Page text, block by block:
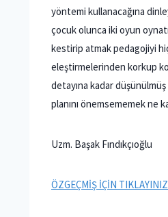
yöntemi kullanacağına
çocuk olunca iki oyun
kestirip atmak pedagojiyi
eleştirmelerinden korkup
detayına kadar
planını önemsememek ne
Uzm. Başak Fındıkçıoğlu
ÖZGEÇMİŞ İÇİN